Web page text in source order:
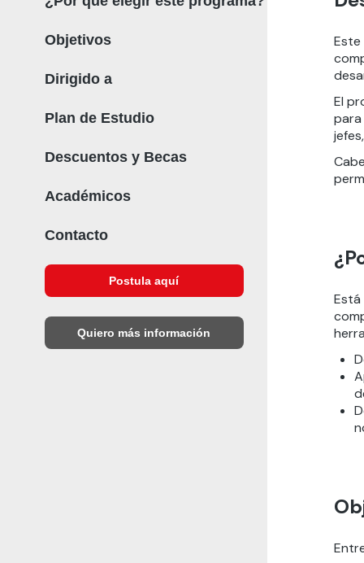
Objetivos
Dirigido a
Plan de Estudio
Descuentos y Becas
Académicos
Contacto
Postula aquí
Quiero más información
Este
El
para